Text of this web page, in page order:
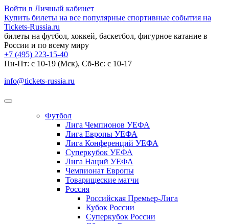
Войти в Личный кабинет
Купить билеты на все популярные спортивные события на
Tickets-Russia.ru
билеты на футбол, хоккей, баскетбол, фигурное катание в
России и по всему миру
+7 (495) 223-15-40
Пн-Пт: c 10-19 (Мск), Сб-Вс: с 10-17
info@tickets-russia.ru
Футбол
Лига Чемпионов УЕФА
Лига Европы УЕФА
Лига Конференций УЕФА
Суперкубок УЕФА
Лига Наций УЕФА
Чемпионат Европы
Товарищеские матчи
Россия
Российская Премьер-Лига
Кубок России
Суперкубок России